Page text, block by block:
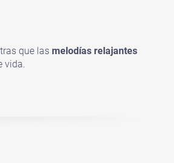
que las melodías relajantes
vida.